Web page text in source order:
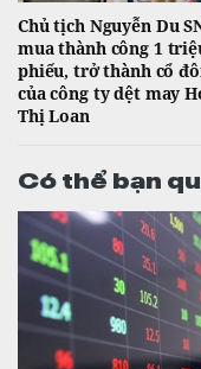
Chủ tịch Nguyễn Du
mua thành công 1
phiếu, trở thành cổ
của công ty dệt may
Thị Loan
Có thể bạn